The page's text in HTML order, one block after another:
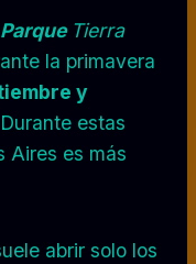
Parque Tierra
la primavera
y
estas
Aires es más
abrir solo los